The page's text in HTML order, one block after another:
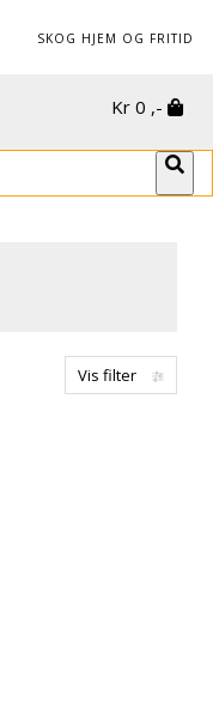
SKOG HJEM OG FRITID
Kr 0 ,-
Vis filter